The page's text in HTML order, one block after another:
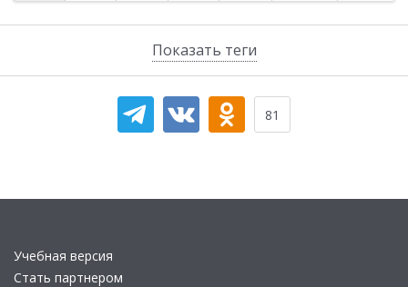
Показать теги
81
Учебная версия
Стать партнером